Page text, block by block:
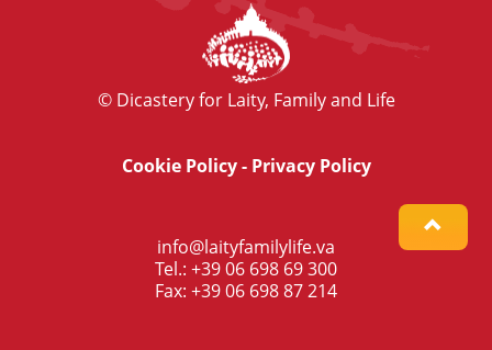
© Dicastery for Laity, Family and Life
Cookie Policy- Privacy Policy
info@laityfamilylife.va
Tel.: +39 06 698 69 300
Fax: +39 06 698 87 214